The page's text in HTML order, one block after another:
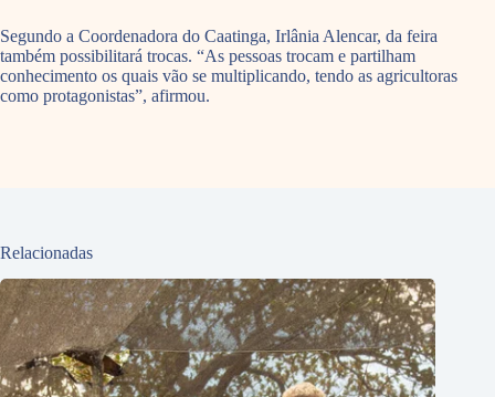
Segundo a Coordenadora do Caatinga, Irlânia Alencar, da feira
também possibilitará trocas. “As pessoas trocam e partilham
conhecimento os quais vão se multiplicando, tendo as agricultoras
como protagonistas”, afirmou.
Relacionadas